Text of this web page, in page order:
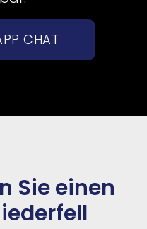
CHAT
Sie einen